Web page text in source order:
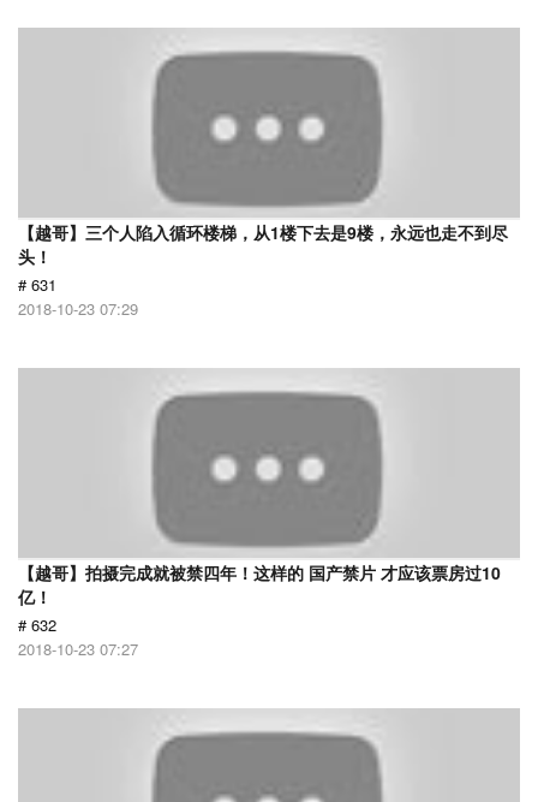
【越哥】三个人陷入循环楼梯，从1楼下去是9楼，永远也走不到尽
头！
# 631
2018-10-23 07:29
【越哥】拍摄完成就被禁四年！这样的 国产禁片 才应该票房过10
亿！
# 632
2018-10-23 07:27